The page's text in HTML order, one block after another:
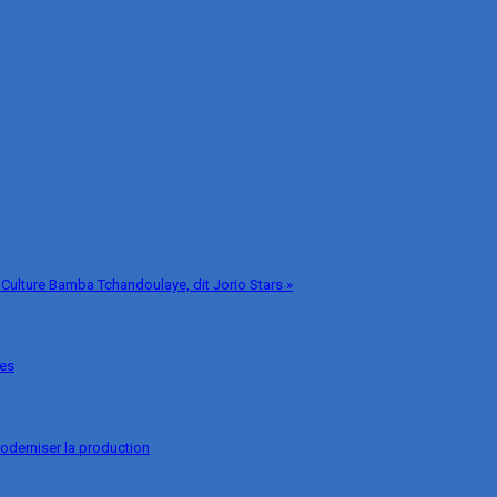
Bamba Tchandoulaye, dit Jorio Stars »
la production